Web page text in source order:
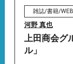
雑誌/書籍/WEB
河野 真也
上田商会グ
ル」